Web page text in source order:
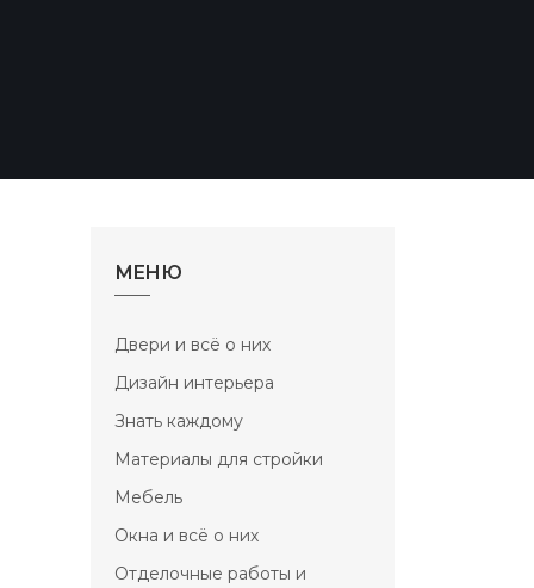
МЕНЮ
Двери и всё о них
Дизайн интерьера
Знать каждому
Материалы для стройки
Мебель
Окна и всё о них
Отделочные работы и